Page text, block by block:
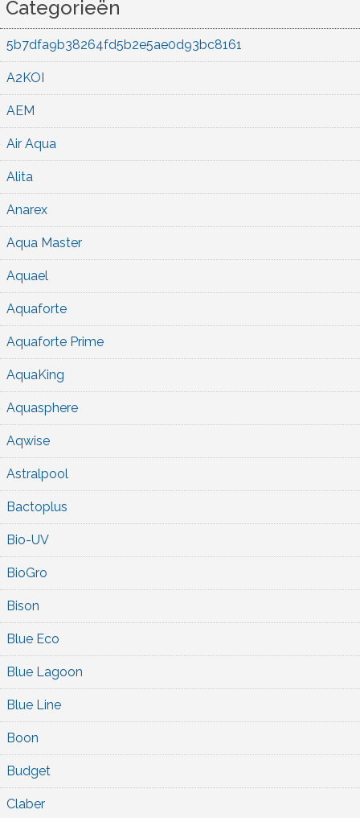
Categorieën
5b7dfa9b38264fd5b2e5ae0d93bc8161
A2KOI
AEM
Air Aqua
Alita
Anarex
Aqua Master
Aquael
Aquaforte
Aquaforte Prime
AquaKing
Aquasphere
Aqwise
Astralpool
Bactoplus
Bio-UV
BioGro
Bison
Blue Eco
Blue Lagoon
Blue Line
Boon
Budget
Claber